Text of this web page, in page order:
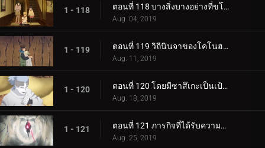
1 - 118 ตอนที่ 118 บางสิ่งบางอย่างที่ขโมยความทรงจำ
Aug. 04, 2019
1 - 119 ตอนที่ 119 วิถีนินจาของโคโนฮะมารุ
Aug. 11, 2019
1 - 120 ตอนที่ 120 โดยมีซาสึเกะเป็นเป้าหมาย
Aug. 18, 2019
1 - 121 ตอนที่ 121 ภารกิจที่ได้รับความไว้วางใจ: ปกป้อง One Tails!
Aug. 25, 2019